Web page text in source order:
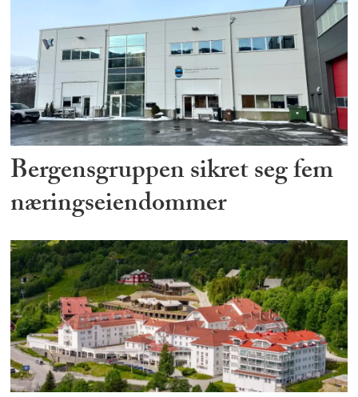
Bergensgruppen sikret seg fem
næringseiendommer